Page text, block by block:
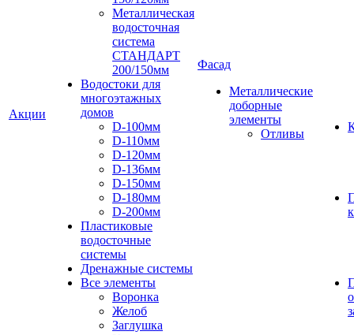
Акции
Металлическая
водосточная
система
СТАНДАРТ
200/150мм
Водостоки для
многоэтажных
домов
D-100мм
D-110мм
D-120мм
D-136мм
D-150мм
D-180мм
D-200мм
Пластиковые
водосточные
системы
Дренажные системы
Все элементы
Воронка
Желоб
Заглушка
Фасад
Металлические
доборные
элементы
Отливы